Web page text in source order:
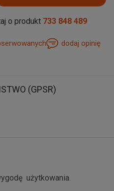
o produkt 733 848 489
dodaj opinię
(GPSR)
użytkowania.